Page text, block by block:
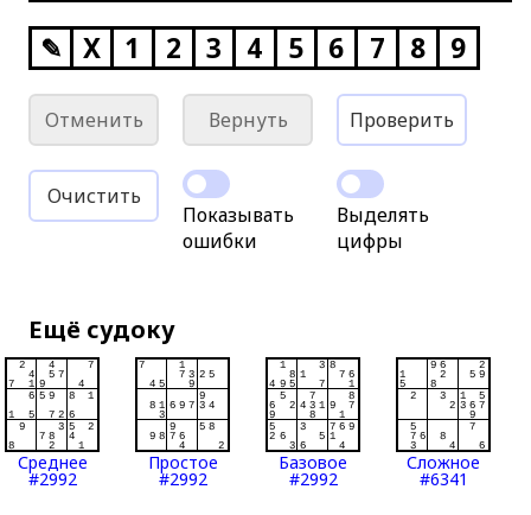
✎ X 1 2 3 4 5 6 7 8 9
Отменить Вернуть Проверить
Очистить
Показывать
ошибки
Выделять
цифры
Ещё судоку
Среднее
#2992
Простое
#2992
Базовое
#2992
Сложное
#6341